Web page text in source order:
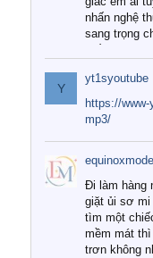
nhấn nghệ
sang trọng
Tuy nhiên,
với vô vàn
như hiện
được
cấp thực sự
khí hậu và
đình? Hãy
giải đáp chi
1. Tại sao
chuộng
Y
yt1syoutube
https://
mp3/
equinoxmode
Đi làm hàng
giặt ủi sơ mi
tìm một
mềm mát
trơn không